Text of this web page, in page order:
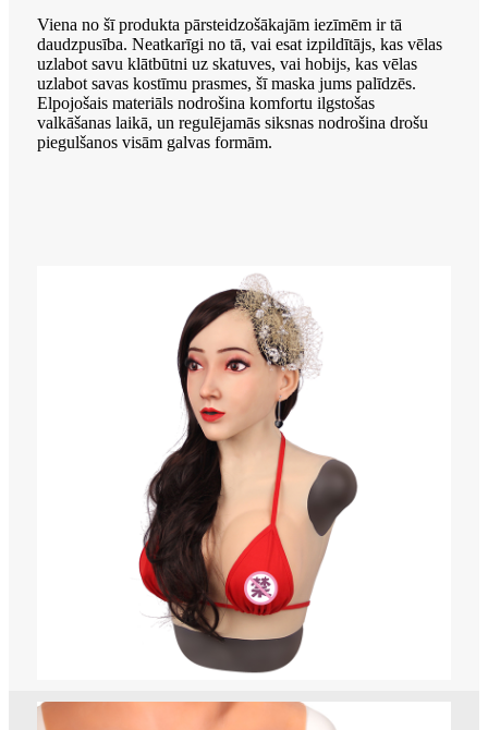
Viena no šī produkta pārsteidzošākajām iezīmēm ir tā
daudzpusība. Neatkarīgi no tā, vai esat izpildītājs, kas vēlas
uzlabot savu klātbūtni uz skatuves, vai hobijs, kas vēlas
uzlabot savas kostīmu prasmes, šī maska ​​jums palīdzēs.
Elpojošais materiāls nodrošina komfortu ilgstošas ​​
valkāšanas laikā, un regulējamās siksnas nodrošina drošu
piegulšanos visām galvas formām.